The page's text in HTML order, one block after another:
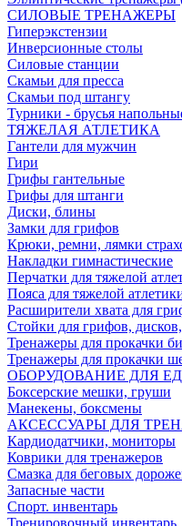
СИЛОВЫЕ ТРЕНАЖЕРЫ
Гиперэкстензии
Инверсионные столы
Силовые станции
Скамьи для пресса
Скамьи под штангу
Турники - брусья
ТЯЖЕЛАЯ АТЛЕТИКА
Гантели для мужчин
Гири
Грифы гантельные
Грифы для штанги
Диски, блины
Замки для грифов
Крюки, ремни, лямки
Накладки гимнастические
Перчатки для тяжелой
Пояса для тяжелой
Расширители хвата для
Стойки для грифов,
Тренажеры для прокачки
Тренажеры для прокачки
ОБОРУДОВАНИЕ ДЛЯ
Боксерские мешки, груши
Манекены, боксмены
АКСЕССУАРЫ ДЛЯ
Кардиодатчики, мониторы
Коврики для тренажеров
Смазка для беговых
Запасные части
Спорт. инвентарь
Тренировочный инвентарь